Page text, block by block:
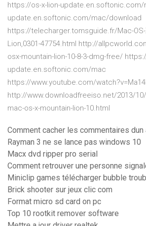
https://os-x-lion-
update.en.softonic.com/mac/download
https://telecharger.tomsguide.fr/Mac-OS-
Lion,0301-47754.html http://
osx-mountain-lion-10-8-3-dmg-free/
update.en.softonic.com/mac
https://www.youtube.com/
http://www.downloadfreeiso.net/2013/
mac-os-x-mountain-lion-10.html
Comment cacher les commentaires
Rayman 3 ne se lance pas windows 10
Macx dvd ripper pro serial
Comment retrouver une personne
Miniclip games télécharger bubble
Brick shooter sur jeux clic com
Format micro sd card on pc
Top 10 rootkit remover software